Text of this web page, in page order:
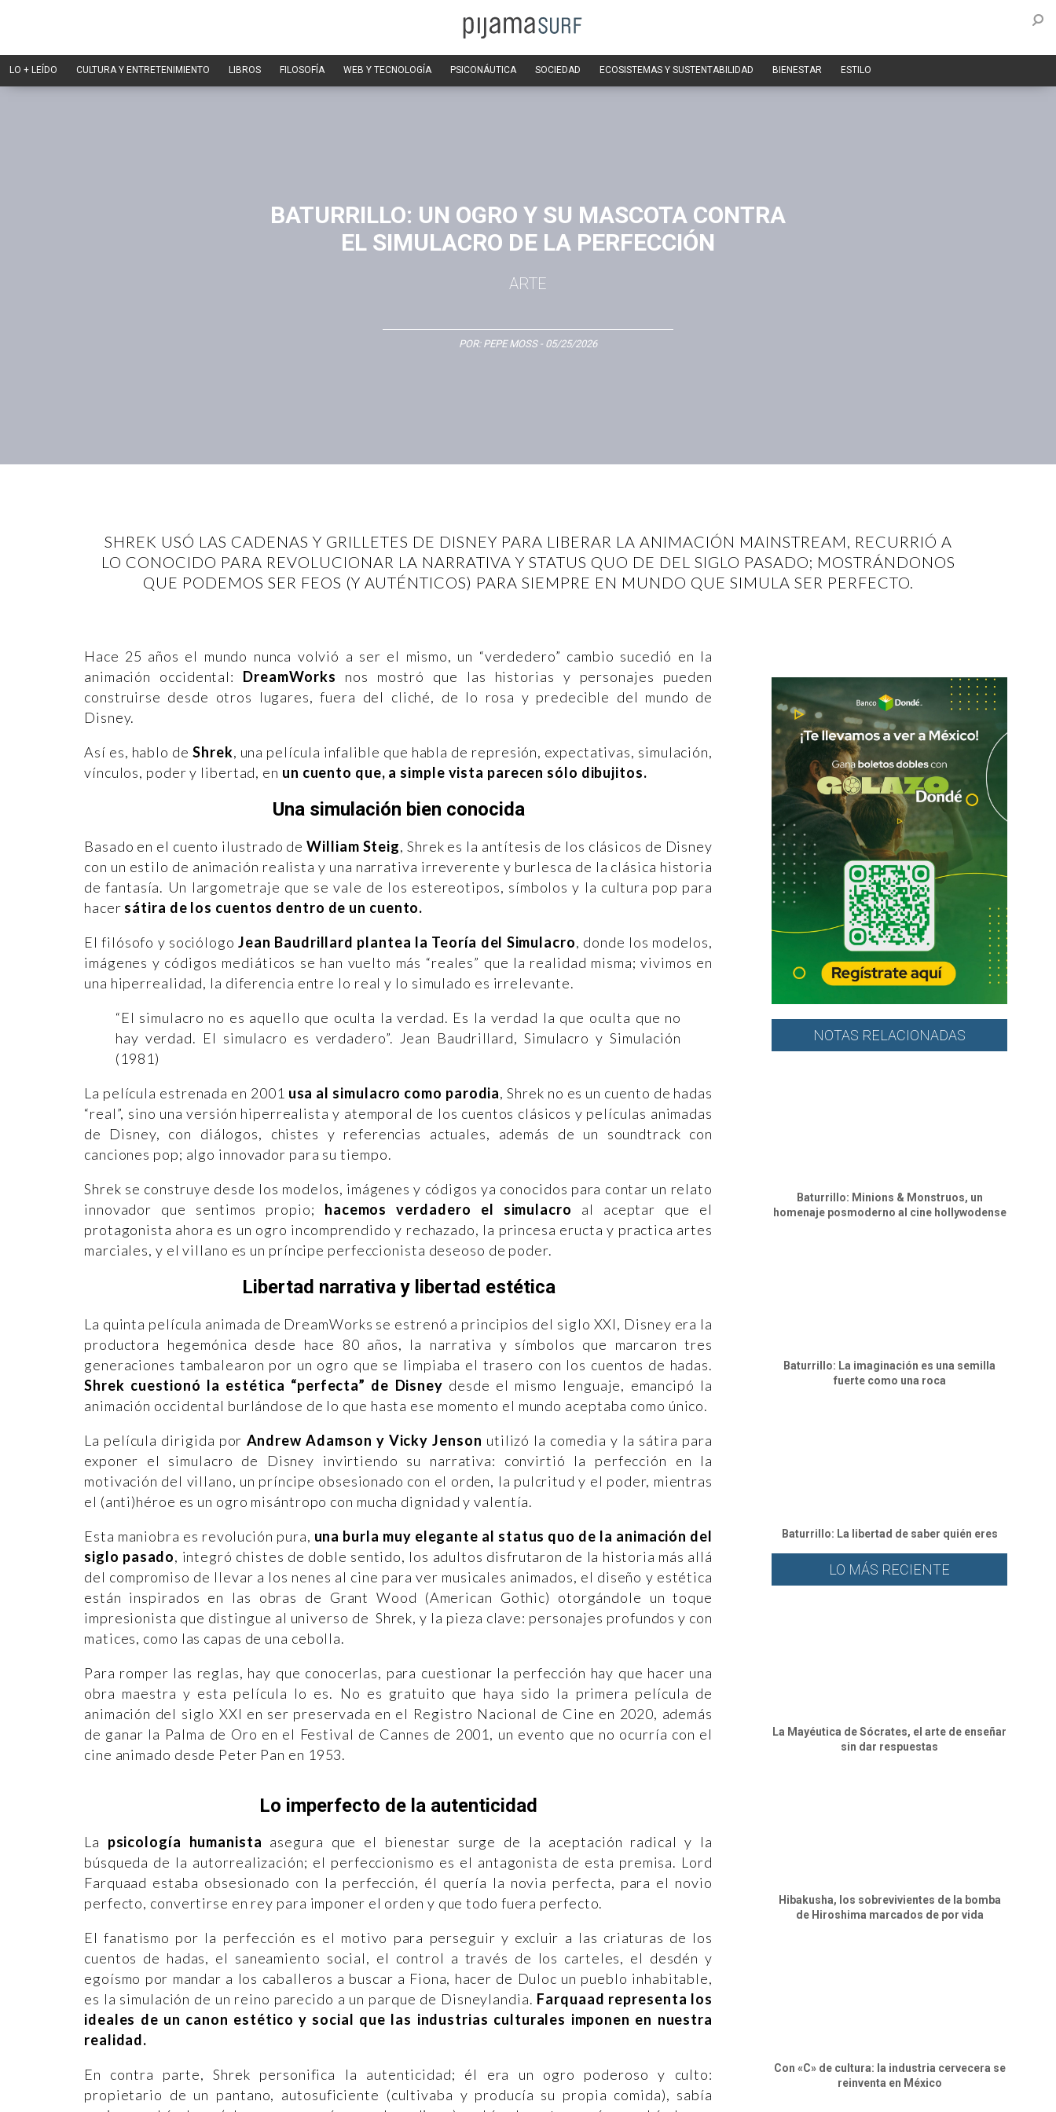
LO + LEÍDO CULTURA Y ENTRETENIMIENTO LIBROS FILOSOFÍA WEB Y TECNOLOGÍA PSICONÁUTICA SOCIEDAD ECOSISTEMAS Y SUSTENTABILIDAD BIENESTAR ESTILO
BATURRILLO: UN OGRO Y SU MASCOTA CONTRA
EL SIMULACRO DE LA PERFECCIÓN
ARTE
POR: PEPE MOSS- 05/25/2026
SHREK USÓ LAS CADENAS Y GRILLETES DE DISNEY PARA LIBERAR LA ANIMACIÓN MAINSTREAM, RECURRIÓ A
LO CONOCIDO PARA REVOLUCIONAR LA NARRATIVA Y STATUS QUO DE DEL SIGLO PASADO; MOSTRÁNDONOS
QUE PODEMOS SER FEOS (Y AUTÉNTICOS) PARA SIEMPRE EN MUNDO QUE SIMULA SER PERFECTO.
Hace 25 años el mundo nunca volvió a ser el mismo, un “verdedero” cambio sucedió en la
animación occidental: DreamWorks nos mostró que las historias y personajes pueden
construirse desde otros lugares, fuera del cliché, de lo rosa y predecible del mundo de
Disney.
Así es, hablo deShrek, una película infalible que habla de represión, expectativas, simulación,
vínculos, poder y libertad, en un cuento que, a simple vista parecen sólo dibujitos.
Una simulación bien conocida
Basado en el cuento ilustrado deWilliam Steig, Shrek es la antítesis de los clásicos de Disney
con un estilo de animación realista y una narrativa irreverente y burlesca de la clásica historia
de fantasía. Un largometraje que se vale de los estereotipos, símbolos y la cultura pop para
hacer sátira de los cuentos dentro de un cuento.
El filósofo y sociólogoJean Baudrillard plantea la Teoría del Simulacro, donde los modelos,
imágenes y códigos mediáticos se han vuelto más “reales” que la realidad misma; vivimos en
una hiperrealidad, la diferencia entre lo real y lo simulado es irrelevante.
“El simulacro no es aquello que oculta la verdad. Es la verdad la que oculta que no
hay verdad. El simulacro es verdadero”. Jean Baudrillard, Simulacro y Simulación
(1981)
La película estrenada en 2001 usa al simulacro como parodia, Shrek no es un cuento de hadas
“real”, sino una versión hiperrealista y atemporal de los cuentos clásicos y películas animadas
de Disney, con diálogos, chistes y referencias actuales, además de un soundtrack con
canciones pop; algo innovador para su tiempo.
Shrek se construye desde los modelos, imágenes y códigos ya conocidos para contar un relato
innovador que sentimos propio; hacemos verdadero el simulacro al aceptar que el
protagonista ahora es un ogro incomprendido y rechazado, la princesa eructa y practica artes
marciales, y el villano es un príncipe perfeccionista deseoso de poder.
Libertad narrativa y libertad estética
La quinta película animada de DreamWorks se estrenó a principios del siglo XXI, Disney era la
productora hegemónica desde hace 80 años, la narrativa y símbolos que marcaron tres
generaciones tambalearon por un ogro que se limpiaba el trasero con los cuentos de hadas.
Shrek cuestionó la estética “perfecta” de Disney desde el mismo lenguaje, emancipó la
animación occidental burlándose de lo que hasta ese momento el mundo aceptaba como único.
La película dirigida por Andrew Adamson y Vicky Jenson utilizó la comedia y la sátira para
exponer el simulacro de Disney invirtiendo su narrativa: convirtió la perfección en la
motivación del villano, un príncipe obsesionado con el orden, la pulcritud y el poder, mientras
el (anti)héroe es un ogro misántropo con mucha dignidad y valentía.
Esta maniobra es revolución pura, una burla muy elegante al status quo de la animación del
siglo pasado, integró chistes de doble sentido, los adultos disfrutaron de la historia más allá
del compromiso de llevar a los nenes al cine para ver musicales animados, el diseño y estética
están inspirados en las obras de Grant Wood (American Gothic) otorgándole un toque
impresionista que distingue al universo de Shrek, y la pieza clave: personajes profundos y con
matices, como las capas de una cebolla.
Para romper las reglas, hay que conocerlas, para cuestionar la perfección hay que hacer una
obra maestra y esta película lo es. No es gratuito que haya sido la primera película de
animación del siglo XXI en ser preservada en el Registro Nacional de Cine en 2020, además
de ganar la Palma de Oro en el Festival de Cannes de 2001, un evento que no ocurría con el
cine animado desde Peter Pan en 1953.
Lo imperfecto de la autenticidad
La psicología humanista asegura que el bienestar surge de la aceptación radical y la
búsqueda de la autorrealización; el perfeccionismo es el antagonista de esta premisa. Lord
Farquaad estaba obsesionado con la perfección, él quería la novia perfecta, para el novio
perfecto, convertirse en rey para imponer el orden y que todo fuera perfecto.
El fanatismo por la perfección es el motivo para perseguir y excluir a las criaturas de los
cuentos de hadas, el saneamiento social, el control a través de los carteles, el desdén y
egoísmo por mandar a los caballeros a buscar a Fiona, hacer de Duloc un pueblo inhabitable,
es la simulación de un reino parecido a un parque de Disneylandia. Farquaad representa los
ideales de un canon estético y social que las industrias culturales imponen en nuestra
realidad.
En contra parte, Shrek personifica la autenticidad; él era un ogro poderoso y culto:
propietario de un pantano, autosuficiente (cultivaba y producía su propia comida), sabía
NOTAS RELACIONADAS
Baturrillo: Minions & Monstruos, un
homenaje posmoderno al cine hollywodense
Baturrillo: La imaginación es una semilla
fuerte como una roca
Baturrillo: La libertad de saber quién eres
LO MÁS RECIENTE
La Mayéutica de Sócrates, el arte de enseñar
sin dar respuestas
Hibakusha, los sobrevivientes de la bomba
de Hiroshima marcados de por vida
Con «C» de cultura: la industria cervecera se
reinventa en México